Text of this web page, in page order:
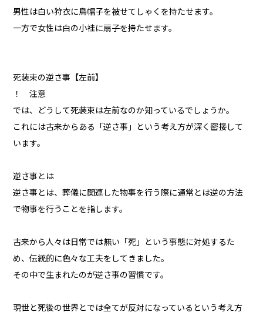
男性は白い狩衣に鳥帽子を被せてしゃくを持たせます。
一方で女性は白の小袿に扇子を持たせます。
死装束の逆さ事【左前】
！ 注意
では、どうして死装束は左前なのか知っているでしょうか。
これには古来からある「逆さ事」という考え方が深く密接して
います。
逆さ事とは
逆さ事とは、葬儀に関連した物事を行う際に通常とは逆の方法
で物事を行うことを指します。
古来から人々は日常では無い「死」という事態に対処するた
め、伝統的に色々な工夫をしてきました。
その中で生まれたのが逆さ事の習慣です。
現世と死後の世界とでは全てが反対になっているという考え方